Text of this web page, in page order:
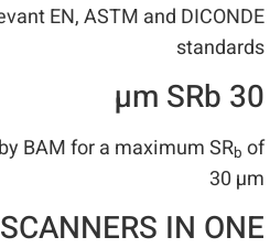
EN, ASTM and DICONDE
standards
30 µm SRb
BAM for a maximum SRb of
30 µm
IN ONE